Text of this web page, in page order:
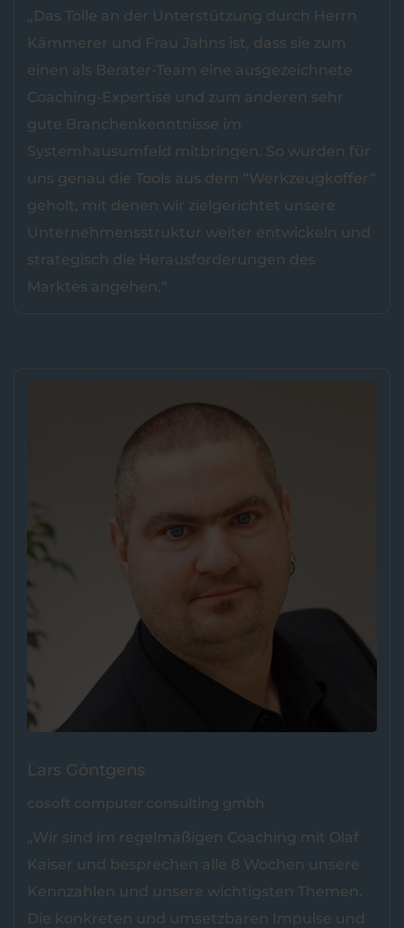
„Das Tolle an der Unterstützung durch Herrn
Kämmerer und Frau Jahns ist, dass sie zum
einen als Berater-Team eine ausgezeichnete
Coaching-Expertise und zum anderen sehr
gute Branchenkenntnisse im
Systemhausumfeld mitbringen. So wurden für
uns genau die Tools aus dem “Werkzeugkoffer“
geholt, mit denen wir zielgerichtet unsere
Unternehmensstruktur weiter entwickeln und
strategisch die Herausforderungen des
Marktes angehen.“
Lars Göntgens
cosoft computer consulting gmbh
„Wir sind im regelmäßigen Coaching mit Olaf
Kaiser und besprechen alle 8 Wochen unsere
Kennzahlen und unsere wichtigsten Themen.
Die konkreten und umsetzbaren Impulse und